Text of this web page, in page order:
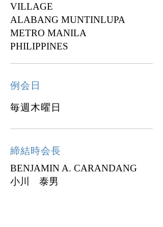
VILLAGE
ALABANG MUNTINLUPA
METRO MANILA
PHILIPPINES
例会日
毎週木曜日
締結時会長
BENJAMIN A. CARANDANG
小川 泰男